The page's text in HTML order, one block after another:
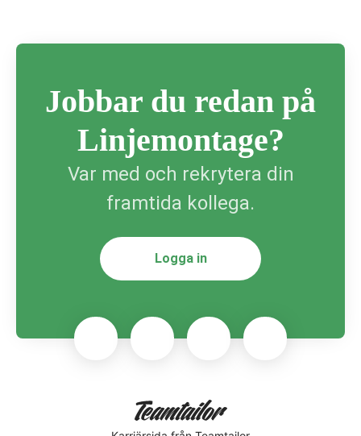
Jobbar du redan på
Linjemontage?
Var med och rekrytera din
framtida kollega.
Logga in